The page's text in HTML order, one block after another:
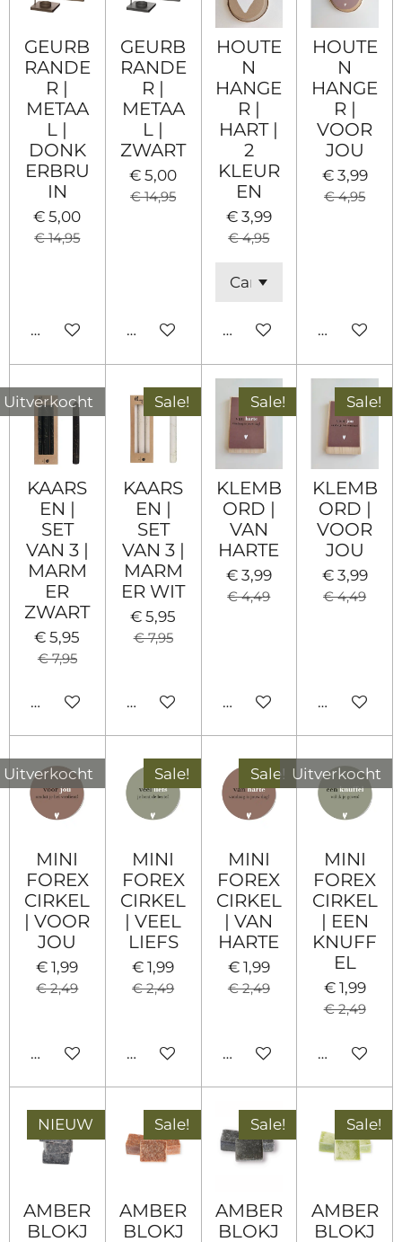
GEURB
RANDE
R |
METAA
L |
DONK
ERBRU
IN
€ 5,00
€ 14,95
In winkelwagen
GEURB
RANDE
R |
METAA
L |
ZWART
€ 5,00
€ 14,95
In winkelwagen
HOUTE
N
HANGE
R |
HART |
2
KLEUR
EN
€ 3,99
€ 4,95
Houd mij op de hoogte
HOUTE
N
HANGE
R |
VOOR
JOU
€ 3,99
€ 4,95
In
Uitverkocht
KAARS
EN |
SET
VAN 3 |
MARM
ER
ZWART
€ 5,95
€ 7,95
Houd mij op de hoogte
Sale!
KAARS
EN |
SET
VAN 3 |
MARM
ER WIT
€ 5,95
€ 7,95
In winkelwagen
Sale!
KLEMB
ORD |
VAN
HARTE
€ 3,99
€ 4,49
In winkelwagen
Sale!
KLEMB
ORD |
VOOR
JOU
€ 3,99
€ 4,49
In
Uitverkocht
MINI
FOREX
CIRKEL
| VOOR
JOU
€ 1,99
€ 2,49
Houd mij op de hoogte
Sale!
MINI
FOREX
CIRKEL
| VEEL
LIEFS
€ 1,99
€ 2,49
In winkelwagen
Sale!
MINI
FOREX
CIRKEL
| VAN
HARTE
€ 1,99
€ 2,49
In winkelwagen
Uitverkocht
MINI
FOREX
CIRKEL
| EEN
KNUFF
EL
€ 1,99
€ 2,49
Houd mij
NIEUW
AMBER
BLOKJ
Sale!
AMBER
BLOKJ
Sale!
AMBER
BLOKJ
Sale!
AMBER
BLOKJ